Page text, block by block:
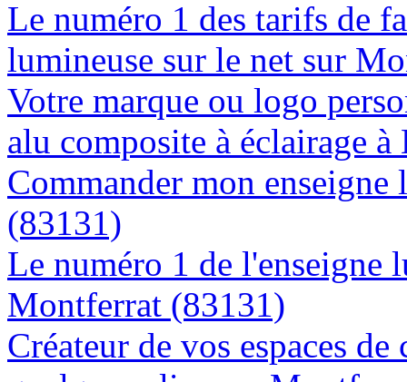
Le numéro 1 des tarifs de
lumineuse sur le net sur
Votre marque ou logo
alu composite à éclairage
Commander mon
(83131)
Le numéro 1 de l'enseigne
Montferrat (83131)
Créateur de vos espaces